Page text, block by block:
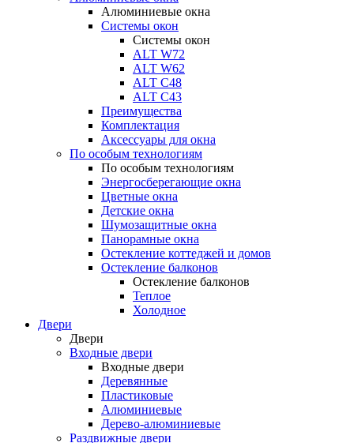
Алюминиевые окна
Системы окон
Системы окон
ALT W72
ALT W62
ALT С48
ALT С43
Преимущества
Комплектация
Аксессуары для окна
По особым технологиям
По особым технологиям
Энергосберегающие окна
Цветные окна
Детские окна
Шумозащитные окна
Панорамные окна
Остекление коттеджей и домов
Остекление балконов
Остекление балконов
Теплое
Холодное
Двери
Двери
Входные двери
Входные двери
Деревянные
Пластиковые
Алюминиевые
Дерево-алюминиевые
Раздвижные двери